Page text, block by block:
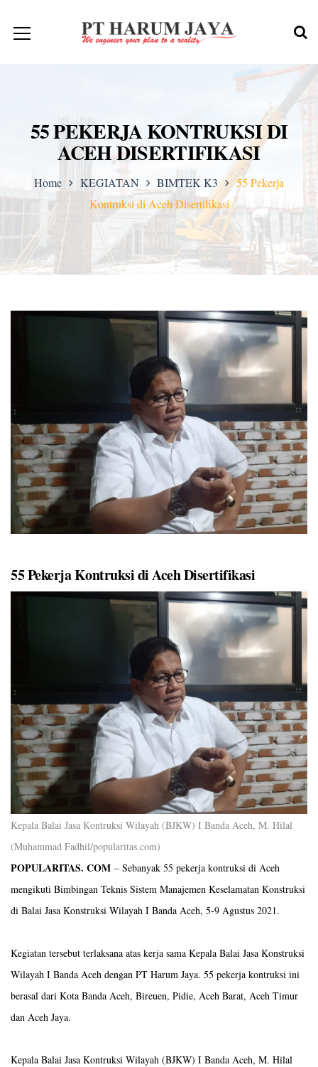
55 PEKERJA KONTRUKSI DI
ACEH DISERTIFIKASI
Home KEGIATAN BIMTEK K3
55 Pekerja
Kontruksi di Aceh Disertifikasi
55 Pekerja Kontruksi di Aceh Disertifikasi
Kepala Balai Jasa Kontruksi Wilayah (BJKW) I Banda Aceh, M. Hilal
(Muhammad Fadhil/popularitas.com)
POPULARITAS. COM – Sebanyak 55 pekerja kontruksi di Aceh
mengikuti Bimbingan Teknis Sistem Manajemen Keselamatan Konstruksi
di Balai Jasa Konstruksi Wilayah I Banda Aceh, 5-9 Agustus 2021.
Kegiatan tersebut terlaksana atas kerja sama Kepala Balai Jasa Konstruksi
Wilayah I Banda Aceh dengan PT Harum Jaya. 55 pekerja kontruksi ini
berasal dari Kota Banda Aceh, Bireuen, Pidie, Aceh Barat, Aceh Timur
dan Aceh Jaya.
Kepala Balai Jasa Kontruksi Wilayah (BJKW) I Banda Aceh, M. Hilal